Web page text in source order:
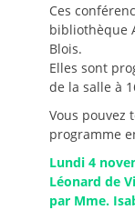
Ces
bibliothèque
Blois.
Elles sont
de la salle à
Vous pouvez
programme
Lundi 4
Léonard de
par Mme.